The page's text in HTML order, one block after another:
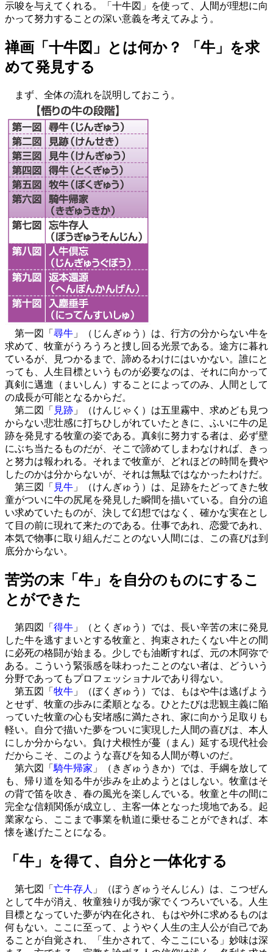
示唆を与えてくれる。「十牛図」を使って、人間が理想に向
かって努力することの深い意義を考えてみよう。
禅画「十牛図」とは何か？ 「牛」を求
めて発見する
まず、全体の流れを説明しておこう。
第一図「 尋牛 」（じんぎゅう）は、行方の分からない牛を
求めて、牧童がうろうろと捜し回る光景である。途方に暮れ
ているが、見つかるまで、諦めるわけにはいかない。誰にと
っても、人生目標というものが必要なのは、それに向かって
真剣に邁進（まいしん）することによってのみ、人間として
の成長が可能となるからだ。
第二図「 見跡 」（けんじゃく）は五里霧中、求めども見つ
からない悲壮感に打ちひしがれていたときに、ふいに牛の足
跡を発見する牧童の姿である。真剣に努力する者は、必ず壁
にぶち当たるものだが、そこで諦めてしまわなければ、きっ
と努力は報われる。それまで牧童が、どれほどの時間を費や
したのかは分からないが、それは無駄ではなかったわけだ。
第三図「 見牛 」（けんぎゅう）は、足跡をたどってきた牧
童がついに牛の尻尾を発見した瞬間を描いている。自分の追
い求めていたものが、決して幻想ではなく、確かな実在とし
て目の前に現れて来たのである。仕事であれ、恋愛であれ、
本気で物事に取り組んだことのない人間には、この喜びは到
底分からない。
苦労の末「牛」を自分のものにするこ
とができた
第四図「 得牛 」（とくぎゅう）では、長い辛苦の末に発見
した牛を逃すまいとする牧童と、拘束されたくない牛との間
に必死の格闘が始まる。少しでも油断すれば、元の木阿弥で
ある。こういう緊張感を味わったことのない者は、どういう
分野であってもプロフェッショナルであり得ない。
第五図「 牧牛 」（ぼくぎゅう）では、もはや牛は逃げよう
とせず、牧童の歩みに柔順となる。ひとたびは悲観主義に陥
っていた牧童の心も安堵感に満たされ、家に向かう足取りも
軽い。自分で描いた夢をついに実現した人間の喜びは、本人
にしか分からない。負け犬根性が蔓（まん）延する現代社会
だからこそ、このような喜びを知る人間が尊いのだ。
第六図「 騎牛帰家 」（きぎゅうきか）では、手綱を放して
も、帰り道を知る牛が歩みを止めようとはしない。牧童はそ
の背で笛を吹き、春の風光を楽しんでいる。牧童と牛の間に
完全な信頼関係が成立し、主客一体となった境地である。起
業家なら、ここまで事業を軌道に乗せることができれば、本
懐を遂げたことになる。
「牛」を得て、自分と一体化する
第七図「 亡牛存人 」（ぼうぎゅうそんじん）は、こつぜん
として牛が消え、牧童独りが我が家でくつろいでいる。人生
目標となっていた夢が内在化され、もはや外に求めるものは
何もない。ここに至って、ようやく人生の主人公が自己であ
ることが自覚され、「生かされて、今ここにいる」妙味は深